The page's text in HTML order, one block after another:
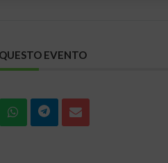
EVENTO